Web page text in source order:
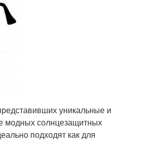
уникальные и
модных солнцезащитных
подходят как для